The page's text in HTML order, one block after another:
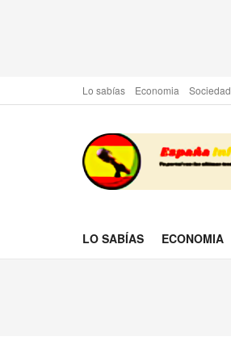
Lo sabías Economia Sociedad
LO SABÍAS ECONOMIA